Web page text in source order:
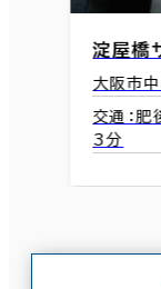
淀屋橋
大阪市
交通：
3分